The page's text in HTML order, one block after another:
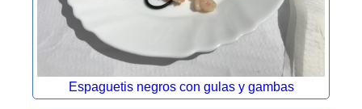
Espaguetis negros con gulas y gambas